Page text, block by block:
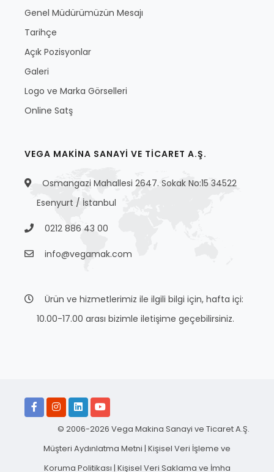
Genel Müdürümüzün Mesajı
Tarihçe
Açık Pozisyonlar
Galeri
Logo ve Marka Görselleri
Online Satş
VEGA MAKİNA SANAYİ VE TİCARET A.Ş.
Osmangazi Mahallesi 2647. Sokak No:15 34522
Esenyurt / İstanbul
0212 886 43 00
info@vegamak.com
Ürün ve hizmetlerimiz ile ilgili bilgi için, hafta içi:
10.00-17.00 arası bizimle iletişime geçebilirsiniz.
© 2006-2026 Vega Makina Sanayi ve Ticaret A.Ş.
Müşteri Aydınlatma Metni | Kişisel Veri İşleme ve
Koruma Politikası | Kişisel Veri Saklama ve İmha